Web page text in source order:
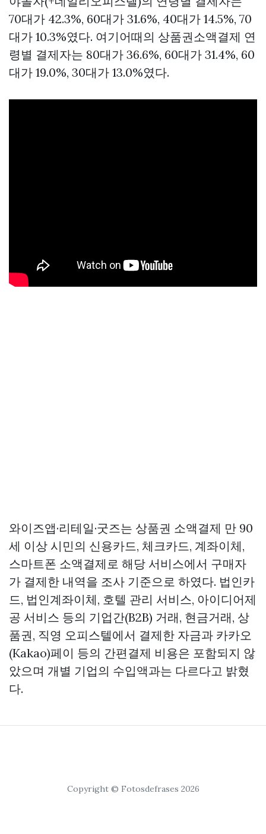
70대가 42.3%, 60대가 31.6%, 40대가 14.5%, 70
대가 10.3%였다. 여기어때의 상품권소액결제 연
령별 결제자는 80대가 36.6%, 60대가 31.4%, 60
대가 19.0%, 30대가 13.0%였다.
와이즈앱·리테일·굿즈는 상품권 소액결제 만 90
세 이상 시민의 신용카드, 체크카드, 계좌이체,
스마트폰 소액결제로 해당 서비스에서 구매자
가 결제한 내역을 조사 기준으로 하였다. 법인카
드, 법인계좌이체, 호텔 관리 서비스, 아이디어제
공 서비스 등의 기업간(B2B) 거래, 현금거래, 상
품권, 직영 오피스텔에서 결제한 자금과 카카오
(Kakao)페이 등의 간편결제 비용은 포함되지 않
았으며 개별 기업의 수입액과는 다르다고 밝혔
다.
Copyright © Fotosdefrases 2026